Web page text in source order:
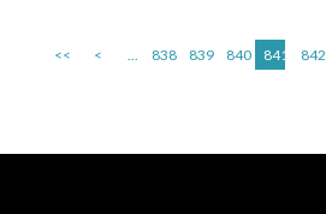
<< < ... 838 839 840 841 842